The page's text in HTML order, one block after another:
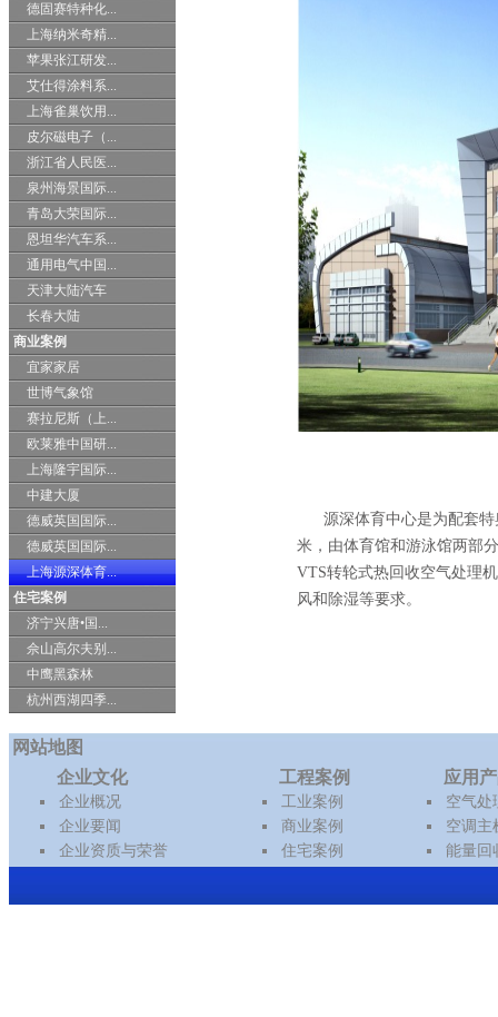
德固赛特种化...
上海纳米奇精...
苹果张江研发...
艾仕得涂料系...
上海雀巢饮用...
皮尔磁电子（...
浙江省人民医...
泉州海景国际...
青岛大荣国际...
恩坦华汽车系...
通用电气中国...
天津大陆汽车
长春大陆
商业案例
宜家家居
世博气象馆
赛拉尼斯（上...
欧莱雅中国研...
上海隆宇国际...
中建大厦
德威英国国际...
德威英国国际...
上海源深体育...
住宅案例
济宁兴唐•国...
佘山高尔夫别...
中鹰黑森林
杭州西湖四季...
源深体育中心是为配套特
米，由体育馆和游泳馆两部
VTS转轮式热回收空气处理
风和除湿等要求。
网站地图
企业文化
企业概况
企业要闻
企业资质与荣誉
工程案例
工业案例
商业案例
住宅案例
应用
空气处
空调主
能量回